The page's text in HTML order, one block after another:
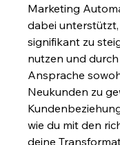
Marketing
dabei
signifikant zu
nutzen und
Ansprache
Neukunden zu
wie du mit den
deine